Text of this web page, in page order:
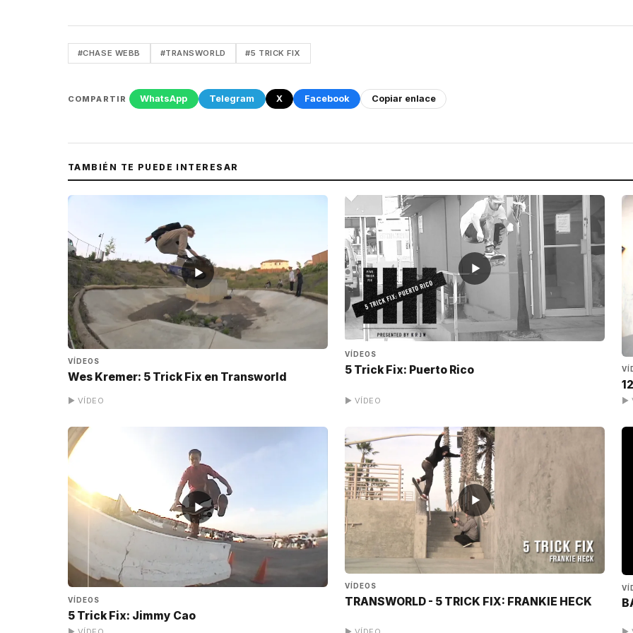
#CHASE WEBB #TRANSWORLD #5 TRICK FIX
COMPARTIR WhatsApp Telegram X Facebook Copiar enlace
TAMBIÉN TE PUEDE INTERESAR
▶
VÍDEOS
Wes Kremer: 5 Trick Fix en Transworld
▶ VÍDEO
▶
VÍDEOS
5 Trick Fix: Puerto Rico
▶ VÍDEO ▶
▶
VÍDEOS
5 Trick Fix: Jimmy Cao
▶
VÍDEOS
TRANSWORLD - 5 TRICK FIX: FRANKIE HECK